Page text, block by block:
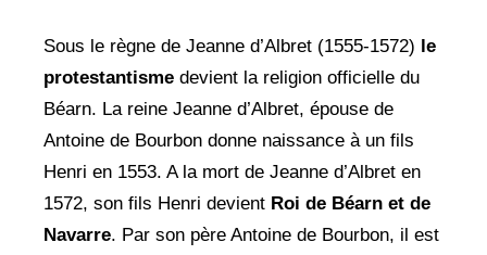
Sous le règne de Jeanne d’Albret (1555-1572) le
protestantisme devient la religion officielle du
Béarn. La reine Jeanne d’Albret, épouse de
Antoine de Bourbon donne naissance à un fils
Henri en 1553. A la mort de Jeanne d’Albret en
1572, son fils Henri devient Roi de Béarn et de
Navarre. Par son père Antoine de Bourbon, il est